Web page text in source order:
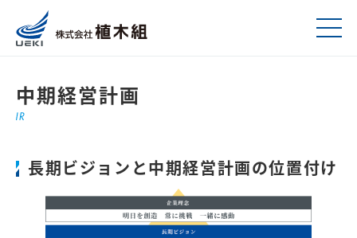
中期経営計画
長期ビジョンと中期経営計画の位置付け